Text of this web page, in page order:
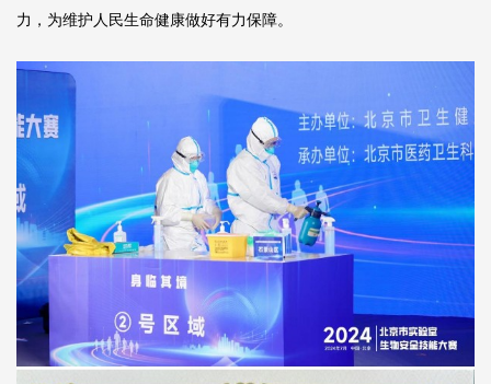
力，为维护人民生命健康做好有力保障。